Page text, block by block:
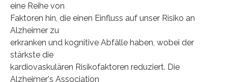
eine Reihe von
Faktoren hin, die einen Einfluss auf unser Risiko an
Alzheimer zu
erkranken und kognitive Abfälle haben, wobei der
stärkste die
kardiovaskulären Risikofaktoren reduziert. Die
Alzheimer's Association